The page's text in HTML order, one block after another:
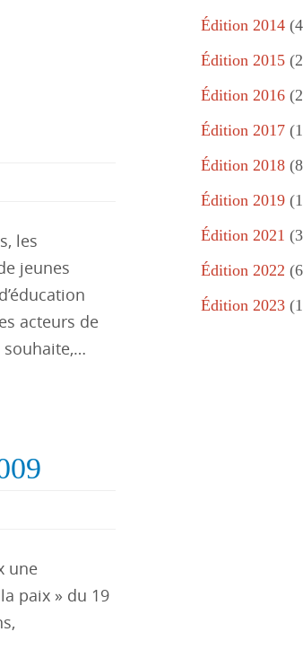
les
jeunes
acteurs de
souhaite,…
une
paix » du 19
Édition 2014
Édition 2015
Édition 2016
Édition 2017
Édition 2018
Édition 2019
Édition 2021
Édition 2022
Édition 2023